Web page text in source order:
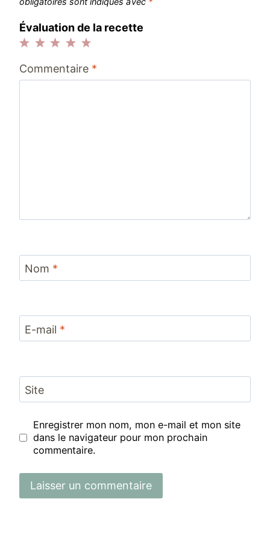
Évaluation de la recette
étoiles
étoiles
étoiles
étoiles
étoile
Commentaire *
Nom *
E-mail *
Site
Enregistrer mon nom, mon e-mail et mon site
dans le navigateur pour mon prochain
commentaire.